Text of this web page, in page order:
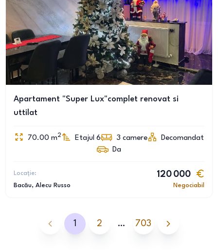
Apartament "Super Lux"complet renovat si
uttilat
70.00 m2 Etajul 6 3 camere
Decomandat
Da
Locație:
Bacău, Alecu Russo
120 000
Negociabil
1 2 … 703